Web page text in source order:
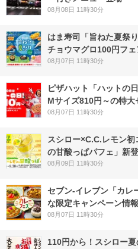
08月08日 11時30分
はま寿司「旨ねた夏祭
チョウマグロ100円フ
08月07日 11時30分
ピザハット「ハットの
Mサイズ810円～の特大
08月07日 11時30分
スシロー×C.C.レモン
の甘酸っぱパフェ」新
08月09日 11時30分
セブン‐イレブン「カレ
な限定キャンペーン情報
08月07日 11時30分
110円から！スシロー